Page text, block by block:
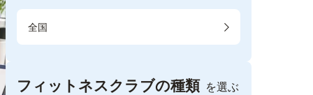
全国
フィットネスクラブの種類 を選ぶ